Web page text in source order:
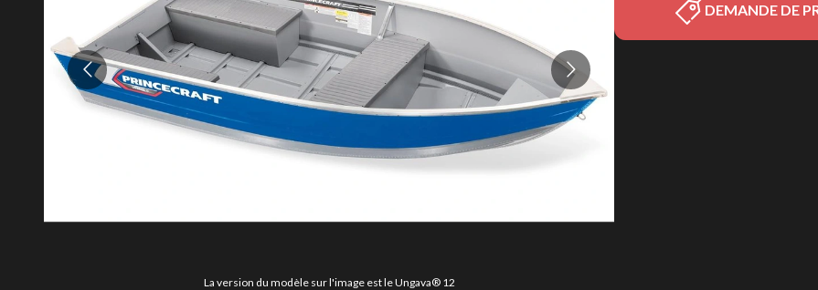
La version du modèle sur l'image est le Ungava® 12
DEMANDE DE